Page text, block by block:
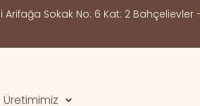
Sokak No: 6 Kat: 2 Bahçelievler
Üretimimiz